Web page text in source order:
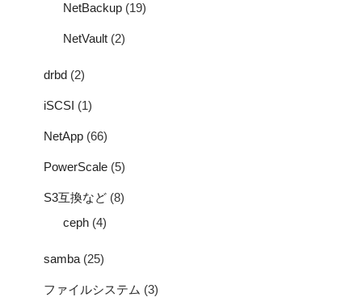
NetBackup (19)
NetVault (2)
drbd (2)
iSCSI (1)
NetApp (66)
PowerScale (5)
S3互換など (8)
ceph (4)
samba (25)
ファイルシステム (3)